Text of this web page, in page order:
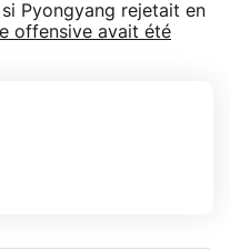
Pyongyang rejetait en
offensive avait été